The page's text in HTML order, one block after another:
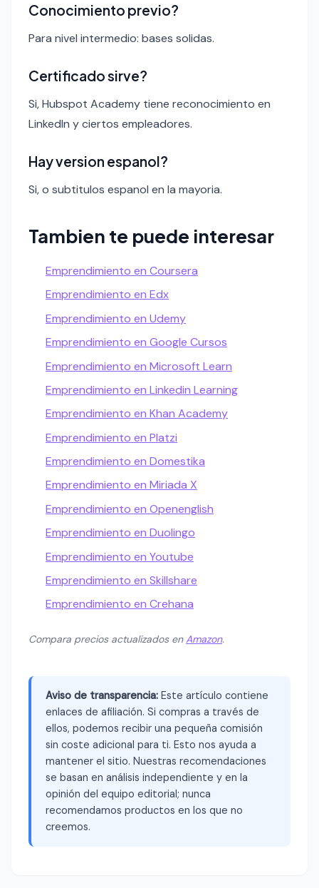
Conocimiento previo?
Para nivel intermedio: bases solidas.
Certificado sirve?
Si, Hubspot Academy tiene reconocimiento en
LinkedIn y ciertos empleadores.
Hay version espanol?
Si, o subtitulos espanol en la mayoria.
Tambien te puede interesar
Emprendimiento en Coursera
Emprendimiento en Edx
Emprendimiento en Udemy
Emprendimiento en Google Cursos
Emprendimiento en Microsoft Learn
Emprendimiento en Linkedin Learning
Emprendimiento en Khan Academy
Emprendimiento en Platzi
Emprendimiento en Domestika
Emprendimiento en Miriada X
Emprendimiento en Openenglish
Emprendimiento en Duolingo
Emprendimiento en Youtube
Emprendimiento en Skillshare
Emprendimiento en Crehana
Compara precios actualizados enAmazon.
Aviso de transparencia: Este artículo contiene
enlaces de afiliación. Si compras a través de
ellos, podemos recibir una pequeña comisión
sin coste adicional para ti. Esto nos ayuda a
mantener el sitio. Nuestras recomendaciones
se basan en análisis independiente y en la
opinión del equipo editorial; nunca
recomendamos productos en los que no
creemos.